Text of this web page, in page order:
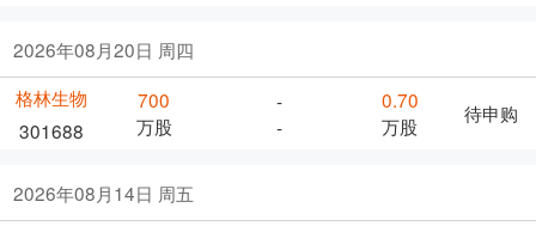
2026年08月20日 周四
格林生物
301688
700
万股
-
-
0.70
万股
待申购
2026年08月14日 周五